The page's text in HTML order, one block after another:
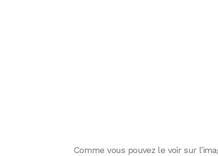
Comme vous pouvez le voir sur